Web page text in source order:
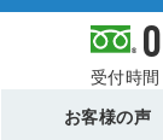
受付時
お客様の声